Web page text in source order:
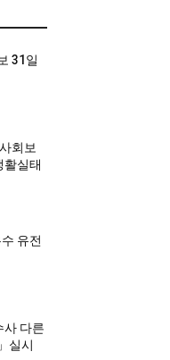
31일
회보
활실태
유전
사 다른
실시